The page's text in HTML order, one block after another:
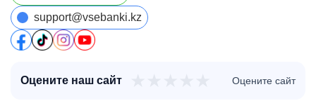
support@vsebanki.kz
Оцените наш сайт Оцените сайт